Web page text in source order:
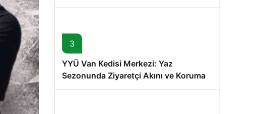
Memişoğlu’nun Ziyareti
3
YYÜ Van Kedisi Merkezi: Yaz
Sezonunda Ziyaretçi Akını ve Koruma
Vurgusu